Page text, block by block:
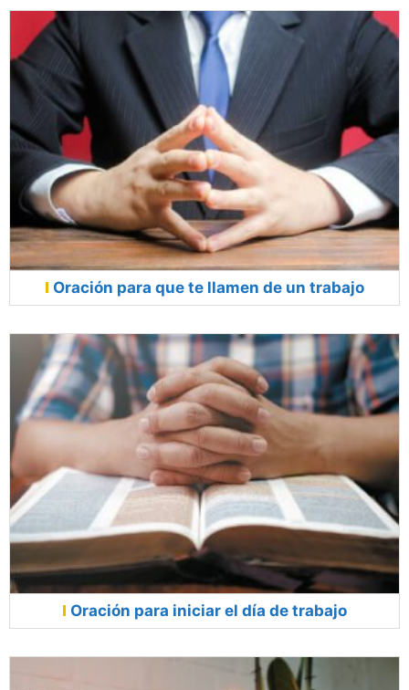
Oración para que te llamen de un trabajo
Oración para iniciar el día de trabajo